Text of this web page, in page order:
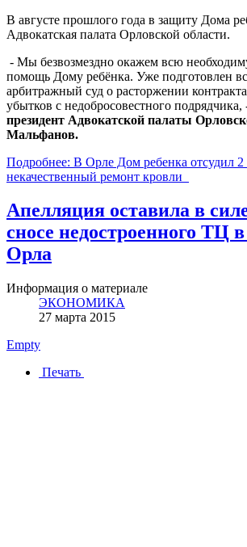
В августе прошлого года в защиту Дома
Адвокатская палата Орловской области.
- Мы безвозмездно окажем всю
помощь Дому ребёнка. Уже подготовлен
арбитражный суд о расторжении
убытков с недобросовестного подрядчика,
президент Адвокатской палаты
Мальфанов.
Подробнее: В Орле Дом ребенка отсудил 2
некачественный ремонт кровли
Апелляция оставила в
сносе недостроенного ТЦ
Орла
Информация о материале
ЭКОНОМИКА
27 марта 2015
Empty
Печать